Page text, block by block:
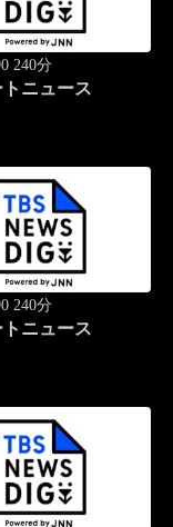
240分
ニュース
240分
ニュース